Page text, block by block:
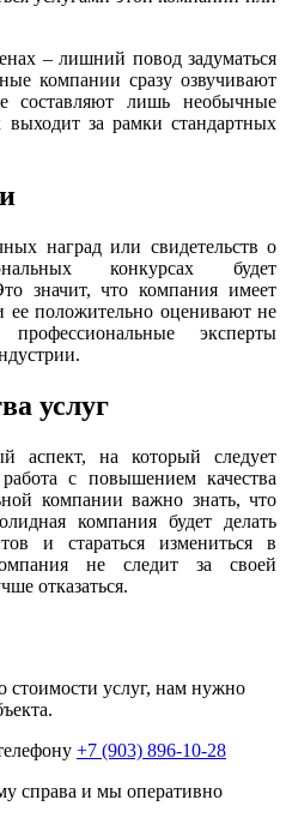
– лишний повод задуматься
компании сразу озвучивают
составляют лишь необычные
выходит за рамки стандартных
наград или свидетельств о
конкурсах будет
значит, что компания имеет
ее положительно оценивают не
эксперты
услуг
аспект, на который следует
с повышением качества
компании важно знать, что
компания будет делать
и стараться измениться в
не следит за своей
отказаться.
стоимости услуг, нам нужно
+7 (903) 896-10-28
справа и мы оперативно